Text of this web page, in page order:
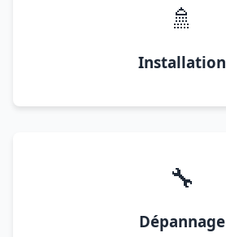
🚿
Installation
🔧
Dépannage